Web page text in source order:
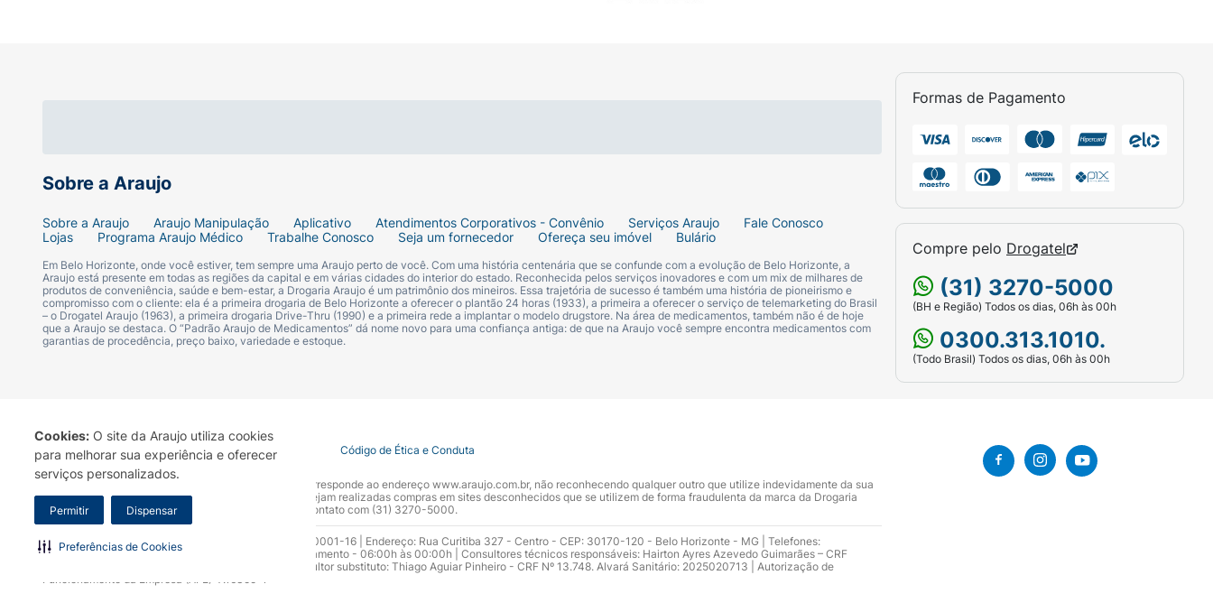
Cookies: O site da Araujo utiliza cookies
para melhorar sua experiência e oferecer
serviços personalizados.
Permitir Dispensar
Preferências de Cookies
Sobre a Araujo
Sobre a Araujo Araujo Manipulação Aplicativo Atendimentos Corporativos - Convênio Serviços Araujo
Fale Conosco
Lojas
Programa Araujo Médico Trabalhe Conosco Seja um fornecedor Ofereça seu imóvel Bulário
Em Belo Horizonte, onde você estiver, tem sempre uma Araujo perto de você. Com uma história centenária que se confunde com a evolução de Belo Horizonte, a
Araujo está presente em todas as regiões da capital e em várias cidades do interior do estado. Reconhecida pelos serviços inovadores e com um mix de milhares de
produtos de conveniência, saúde e bem-estar, a Drogaria Araujo é um patrimônio dos mineiros. Essa trajetória de sucesso é também uma história de pioneirismo e
compromisso com o cliente: ela é a primeira drogaria de Belo Horizonte a oferecer o plantão 24 horas (1933), a primeira a oferecer o serviço de telemarketing do Brasil
– o Drogatel Araujo (1963), a primeira drogaria Drive-Thru (1990) e a primeira rede a implantar o modelo drugstore. Na área de medicamentos, também não é de hoje
que a Araujo se destaca. O “Padrão Araujo de Medicamentos” dá nome novo para uma confiança antiga: de que na Araujo você sempre encontra medicamentos com
garantias de procedência, preço baixo, variedade e estoque.
Formas de Pagamento
Compre pelo Drogatel
(31) 3270-5000
(BH e Região) Todos os dias, 06h às 00h
0300.313.1010.
(Todo Brasil) Todos os dias, 06h às 00h
Termo de Uso Portal da Privacidade Covid-19 Código de Ética e Conduta
A Drogaria Araujo S/A informa que o seu site oficial corresponde ao endereço www.araujo.com.br, não reconhecendo qualquer outro que utilize indevidamente da sua
marca. Para sua segurança recomendamos que não sejam realizadas compras em sites desconhecidos que se utilizem de forma fraudulenta da marca da Drogaria
Araujo S.A. Em caso de dúvidas, gentileza entrar em contato com (31) 3270-5000.
Razão Social: Drogaria Araujo S.A | CNPJ: 17.256.512.0001-16 | Endereço: Rua Curitiba 327 - Centro - CEP: 30170-120 - Belo Horizonte - MG | Telefones:
0300.313.1010 e (31) 3270-5000 Horário de funcionamento - 06:00h às 00:00h | Consultores técnicos responsáveis: Hairton Ayres Azevedo Guimarães – CRF
10.965 | Yasmin Silva Alvarenga – CRF 52.584 - Consultor substituto: Thiago Aguiar Pinheiro - CRF Nº 13.748. Alvará Sanitário: 2025020713 | Autorização de
Funcionamento da Empresa (AFE): 7.16355-1